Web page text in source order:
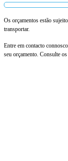
Os orçamentos estão
transportar.
Entre em contacto
seu orçamento. Consulte